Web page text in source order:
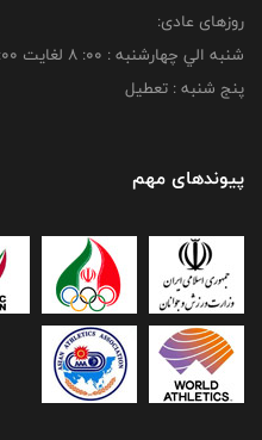
روزهای عادی:
شنبه الي چهارشنبه : 00: 8 لغايت 16:00
پنج شنبه : تعطیل
پیوندهای مهم